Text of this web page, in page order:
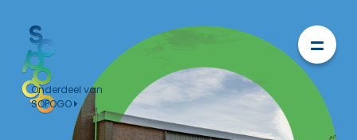
Onderdeel van
SOPOGO